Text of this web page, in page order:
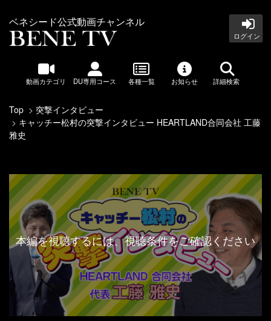
ベネシード公式動画チャンネル
ログイン
動画カテゴリ DU専用コース 各種一覧 お知らせ 詳細検索
Top
突撃インタビュー
キャッチー松村の突撃インタビュー HEARTLAND合同会社 工藤
雅史
本編を視聴するには、視聴条件をご確認ください